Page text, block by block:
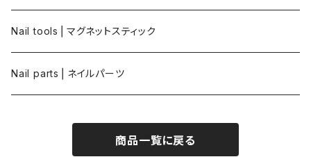
Nail tools⎪マグネットスティック
Nail parts⎪ネイルパーツ
商品一覧に戻る